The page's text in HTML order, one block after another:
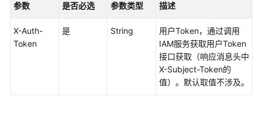
最
实
践
参数 是否必选 参数类型 描述
X-Auth-
Token
是 String
用户Token，通过调用
IAM服务获取用户Token
接口获取（响应消息头中
X-Subject-Token的
值）。默认取值不涉及。